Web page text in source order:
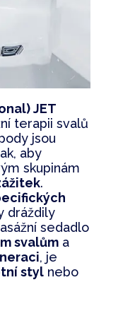
JET
terapii svalů
jsou
aby
skupinám
.
dráždily
sedadlo
svalůma
, je
stylnebo